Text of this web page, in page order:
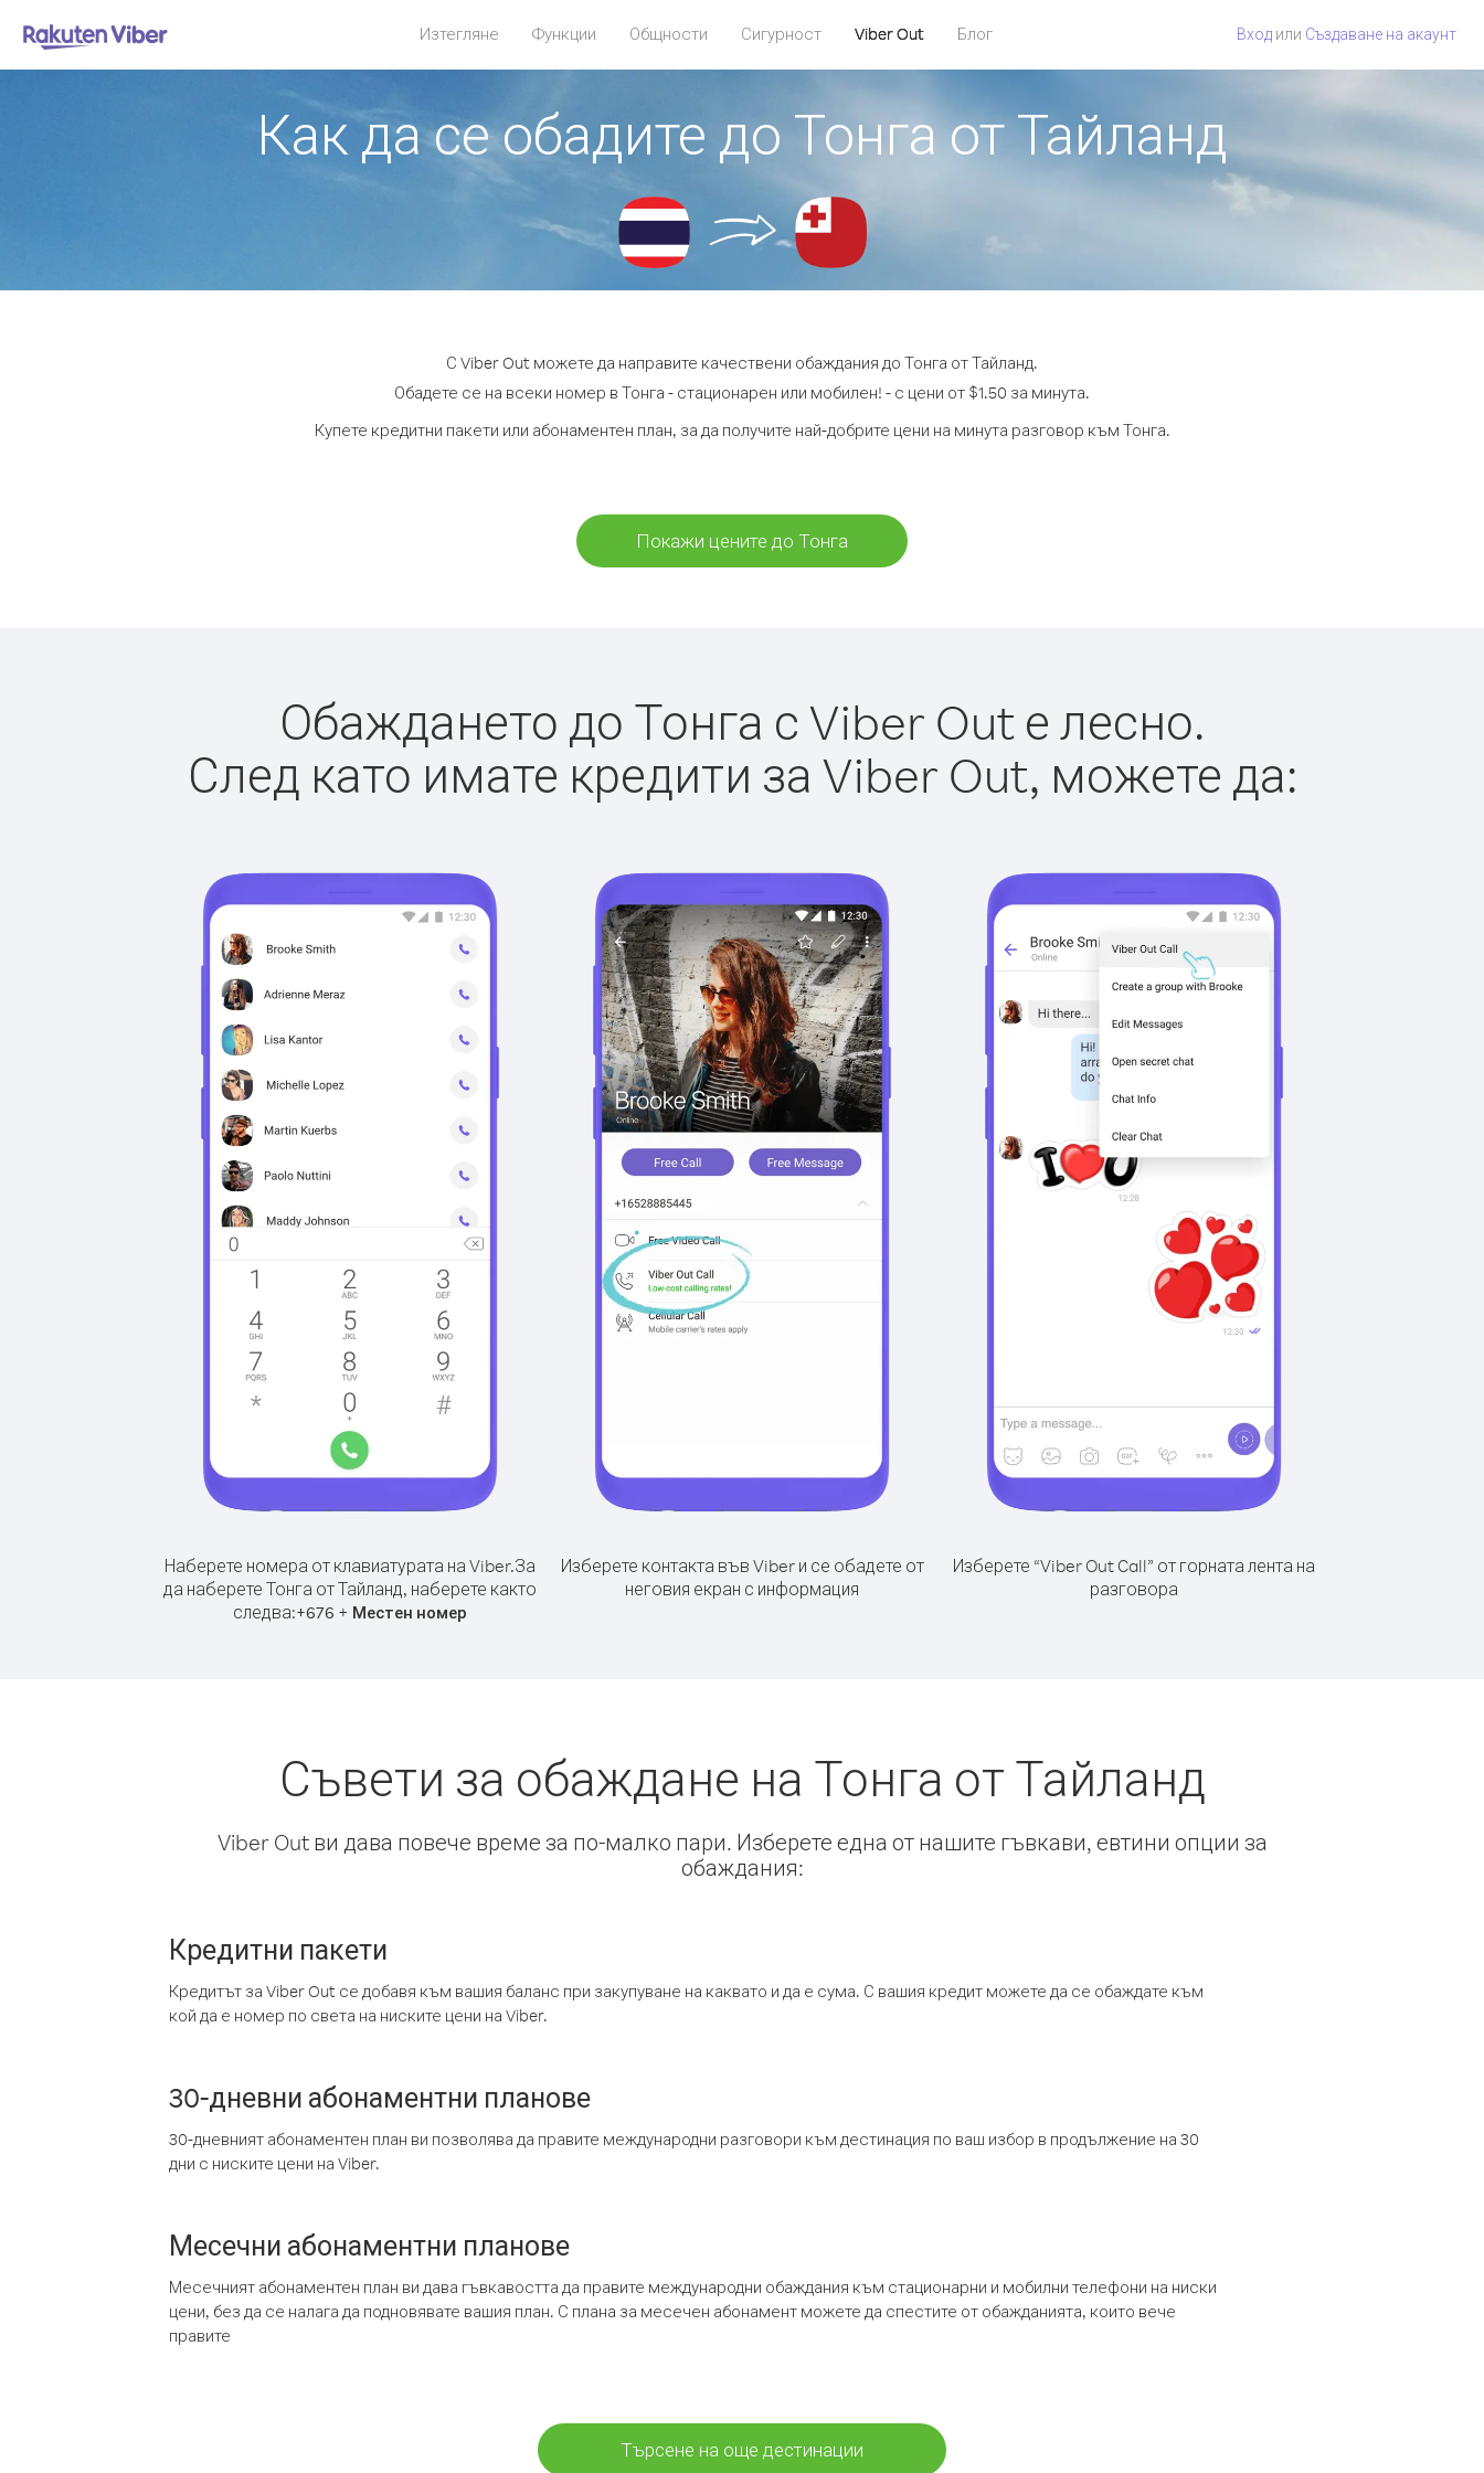
Изтегляне Функции Общности Сигурност Viber Out Блог Вход или Създаване на акаунт
Как да се обадите до Тонга от Тайланд
С Viber Out можете да направите качествени обаждания до Тонга от Тайланд.
Обадете се на всеки номер в Тонга - стационарен или мобилен! - с цени от $1.50 за минута.
Купете кредитни пакети или абонаментен план, за да получите най-добрите цени на минута разговор към Тонга.
Покажи цените до Тонга
Обаждането до Тонга с Viber Out е лесно.
След като имате кредити за Viber Out, можете да:
Наберете номера от клавиатурата на Viber.За
да наберете Тонга от Тайланд, наберете както
следва:+676 + Местен номер
Изберете контакта във Viber и се обадете от
неговия екран с информация
Изберете “Viber Out Call” от горната лента на
разговора
Съвети за обаждане на Тонга от Тайланд
Viber Out ви дава повече време за по-малко пари. Изберете една от нашите гъвкави, евтини опции за
обаждания:
Кредитни пакети
Кредитът за Viber Out се добавя към вашия баланс при закупуване на каквато и да е сума. С вашия кредит можете да се обаждате към
кой да е номер по света на ниските цени на Viber.
30-дневни абонаментни планове
30-дневният абонаментен план ви позволява да правите международни разговори към дестинация по ваш избор в продължение на 30
дни с ниските цени на Viber.
Месечни абонаментни планове
Месечният абонаментен план ви дава гъвкавостта да правите международни обаждания към стационарни и мобилни телефони на ниски
цени, без да се налага да подновявате вашия план. С плана за месечен абонамент можете да спестите от обажданията, които вече
правите
Търсене на още дестинации